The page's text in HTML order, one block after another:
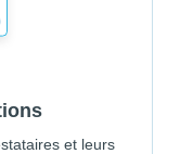
et leurs